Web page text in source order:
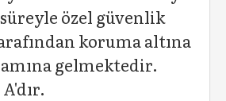
özel güvenlik
koruma altına
gelmektedir.